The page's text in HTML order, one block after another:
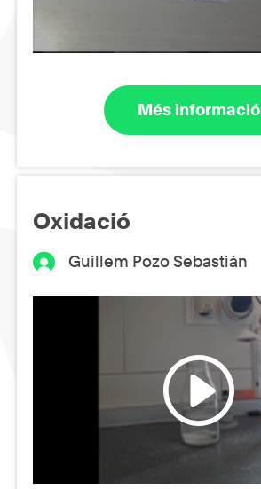
Més informació
Oxidació
Guillem Pozo Sebastián